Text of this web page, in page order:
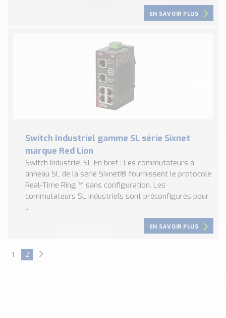
EN SAVOIR PLUS
Switch Industriel gamme SL série Sixnet
marque Red Lion
Switch Industriel SL En bref : Les commutateurs à
anneau SL de la série Sixnet® fournissent le protocole
Real-Time Ring ™ sans configuration. Les
commutateurs SL industriels sont préconfigurés pour
...
EN SAVOIR PLUS
1 2